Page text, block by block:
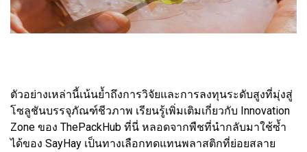
ตัวอย่างเหล่านี้เน้นย้ำถึงการวิจัยและการลงทุนระดับสูงที่มุ่งสู่
โซลูชันบรรจุภัณฑ์ชีวภาพ เรียนรู้เพิ่มเติมเกี่ยวกับ Innovation
Zone ของ ThePackHub ที่นี่ หลอดจากพืชที่นำกลับมาใช้ซ้ำ
ได้ของ SayHay เป็นทางเลือกทดแทนพลาสติกที่ย่อยสลาย